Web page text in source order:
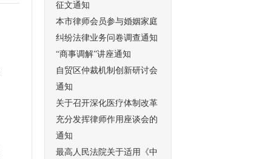
征文通知
本市律师会员参与婚姻家庭
纠纷法律业务问卷调查通知
“商事调解”讲座通知
自贸区仲裁机制创新研讨会
通知
关于召开深化医疗体制改革
充分发挥律师作用座谈会的
通知
最高人民法院关于适用《中